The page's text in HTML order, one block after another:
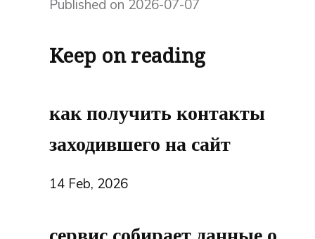
Published on 2026-07-07
Keep on reading
как получить контакты
заходившего на сайт
14 Feb, 2026